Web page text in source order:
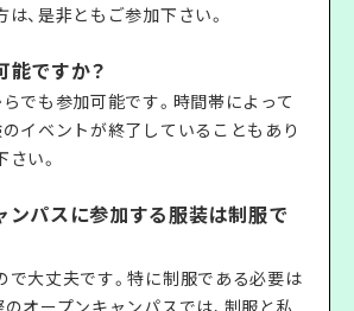
、是非ともご参加下さい。
能ですか？
でも参加可能です。時間帯によって
のイベントが終了していることもあり
い。
ンパスに参加する服装は制服で
で大丈夫です。特に制服である必要は
のオープンキャンパスでは、制服と私